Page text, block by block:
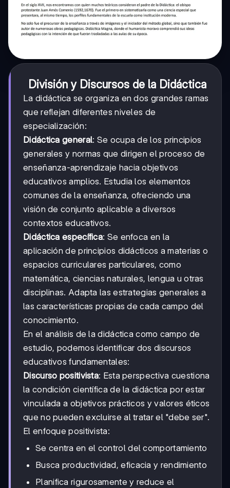
División y Discursos de la Didáctica
La didáctica se organiza en dos grandes ramas
que reflejan diferentes niveles de
especialización:
Didáctica general: Se ocupa de los principios
generales y normas que dirigen el proceso de
enseñanza-aprendizaje hacia objetivos
educativos amplios. Estudia los elementos
comunes de la enseñanza, ofreciendo una
visión de conjunto aplicable a diversos
contextos educativos.
Didáctica específica: Se enfoca en la
aplicación de principios didácticos a materias o
espacios curriculares particulares, como
matemática, ciencias naturales, lengua u otras
disciplinas. Adapta las estrategias generales a
las características propias de cada campo del
conocimiento.
En el análisis de la didáctica como campo de
estudio, podemos identificar dos discursos
educativos fundamentales:
Discurso positivista: Esta perspectiva cuestiona
la condición científica de la didáctica por estar
vinculada a objetivos prácticos y valores éticos
que no pueden excluirse al tratar el "debe ser".
El enfoque positivista:
Se centra en el control del comportamiento
Busca productividad, eficacia y rendimiento
Planifica rigurosamente y reduce el